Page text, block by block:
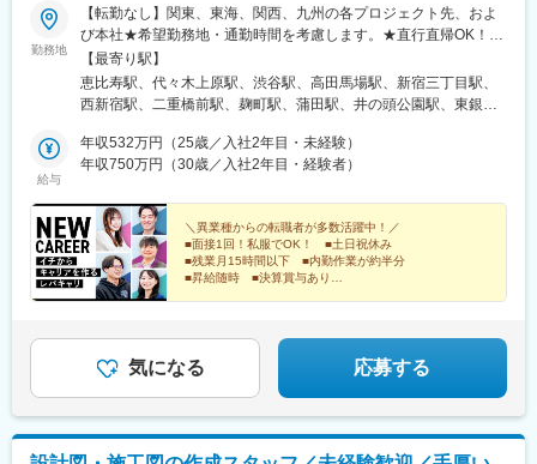
ば駅(南海線)、天満橋駅、長堀橋駅、谷町六丁目駅、谷町四丁目
駅、大阪ビジネスパーク駅、心斎橋駅、松屋町駅、堺筋本町駅、
門真南駅、横堤駅、矢田駅(大阪府)、東部市場前駅、今川駅(大阪
府)、出戸駅、中津駅(大阪府・阪急線)、なにわ橋駅、天満駅、中
津駅(地下鉄)、中崎町駅、扇町駅(大阪府)、西梅田駅、大阪梅田駅
比野駅(名古屋市営)、伏屋駅、稲永駅、笠寺駅、左京山駅、上社
駅、武蔵小杉駅、中野駅(東京都)、大門駅(東京都)、西日暮里駅、
駅、四ツ谷駅、あざみ野駅、湘南台駅、日吉駅(神奈川県)、溝の口
駅、藤沢本町駅、長津田駅、登戸駅、戸塚駅、海老名駅(相模線)、
大和駅(神奈川県)、菊名駅、大船駅、橋本駅(神奈川県)、上大岡
駅、中央林間駅、センター南駅、川崎駅、幕張本郷駅、稲毛駅、
千葉駅、新松戸駅、浦安駅(千葉県)、北習志野駅、京成船橋駅、京
駅、南越谷駅、天下茶屋駅、千種駅、伏見駅(愛知県)、栄駅(愛知
県)、東梅田駅、阿倍野駅(阪堺線)、今宮戎駅、鶴橋駅、京橋駅(大
阪府)、南方駅(大阪府)、上小田井駅、上飯田駅、鶴舞駅、藤が丘
駅(愛知県)、金山駅(愛知県)、国際センター駅、谷津駅、流山おお
たかの森駅、藤沢駅、大阪駅、なんば駅(地下鉄)、天王寺駅、新大
勤務地
【転勤なし】関東、東海、関西、九州の各プロジェクト先、およ
び本社★希望勤務地・通勤時間を考慮します。★直行直帰OK！
★U・Iターン歓迎！住宅手当あり★全国出張が可能な方には充実
手当あり◎▼プロジェクト先【関東】東京、埼玉、千葉、神奈川
など【東海】愛知【関西】大阪【九州】福岡▼本社東京都品川区
【最寄り駅】
恵比寿駅、代々木上原駅、渋谷駅、高田馬場駅、新宿三丁目駅、
西新宿駅、二重橋前駅、麹町駅、蒲田駅、井の頭公園駅、東銀座
船堀駅、押上駅、木場駅(東京都)、清澄白河駅、有楽町駅、豊洲
駅、南砂町駅、綾瀬駅、三田駅(東京都)、森下駅(東京都)、高輪台
駅、亀戸駅、テレコムセンター駅、六本木駅、田町駅(東京都)、白
金高輪駅、高輪ゲートウェイ駅、神谷町駅、外苑前駅、国立駅、
南新宿駅、初台駅、千駄ケ谷駅、曙橋駅、国立競技場駅、四谷三
丁目駅、西荻窪駅、富士見ケ丘駅、荻窪駅、神保町駅、淡路町
駅、秋葉原駅、市ケ谷駅、九段下駅、上野御徒町駅、昭和島駅、
駅、日本橋駅(東京都)、築地市場駅、水天宮前駅、新富町駅(東京
都)、天王洲アイル駅、勝どき駅、京橋駅(東京都)、新中野駅、豊
子母神前駅、向原駅(東京都)、池袋駅、志茂駅、両国駅、東京駅、
給与
年収532万円（25歳／入社2年目・未経験）
年収750万円（30歳／入社2年目・経験者）
＼異業種からの転職者が多数活躍中！／
■面接1回！私服でOK！ ■土日祝休み
■残業月15時間以下 ■内勤作業が約半分
■昇給随時 ■決算賞与あり
気になる 応募する